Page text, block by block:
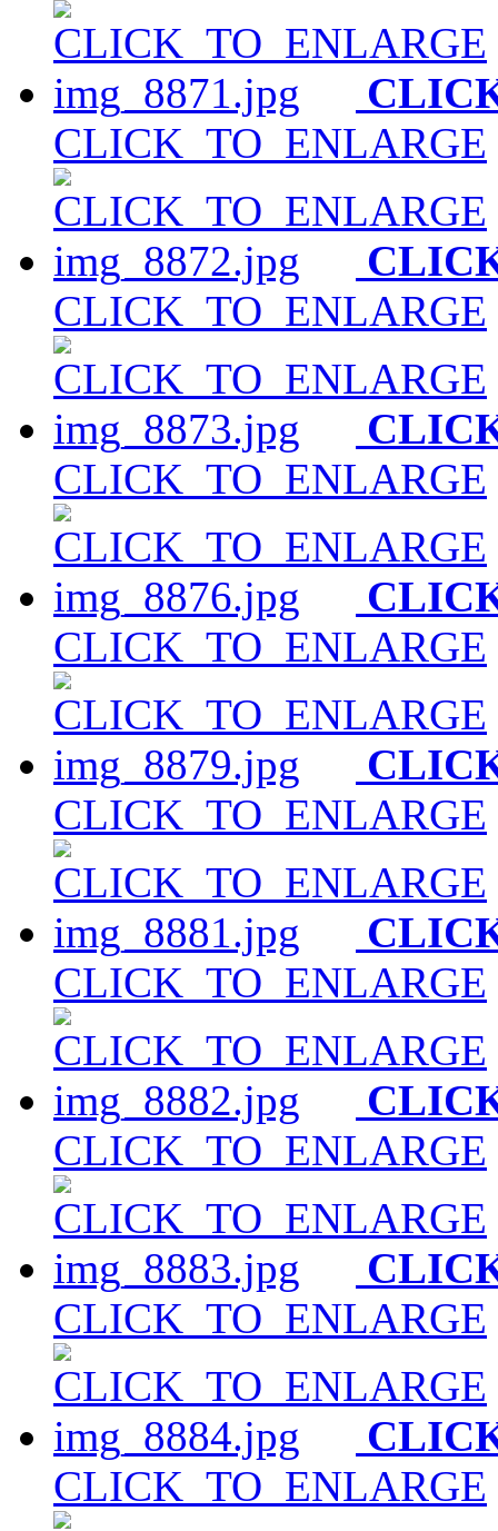
CLICK_TO_ENLARGE
CLICK_TO_ENLARGE
CLICK_TO_ENLARGE
CLICK_TO_ENLARGE
CLICK_TO_ENLARGE
CLICK_TO_ENLARGE
CLICK_TO_ENLARGE
CLICK_TO_ENLARGE
CLICK_TO_ENLARGE